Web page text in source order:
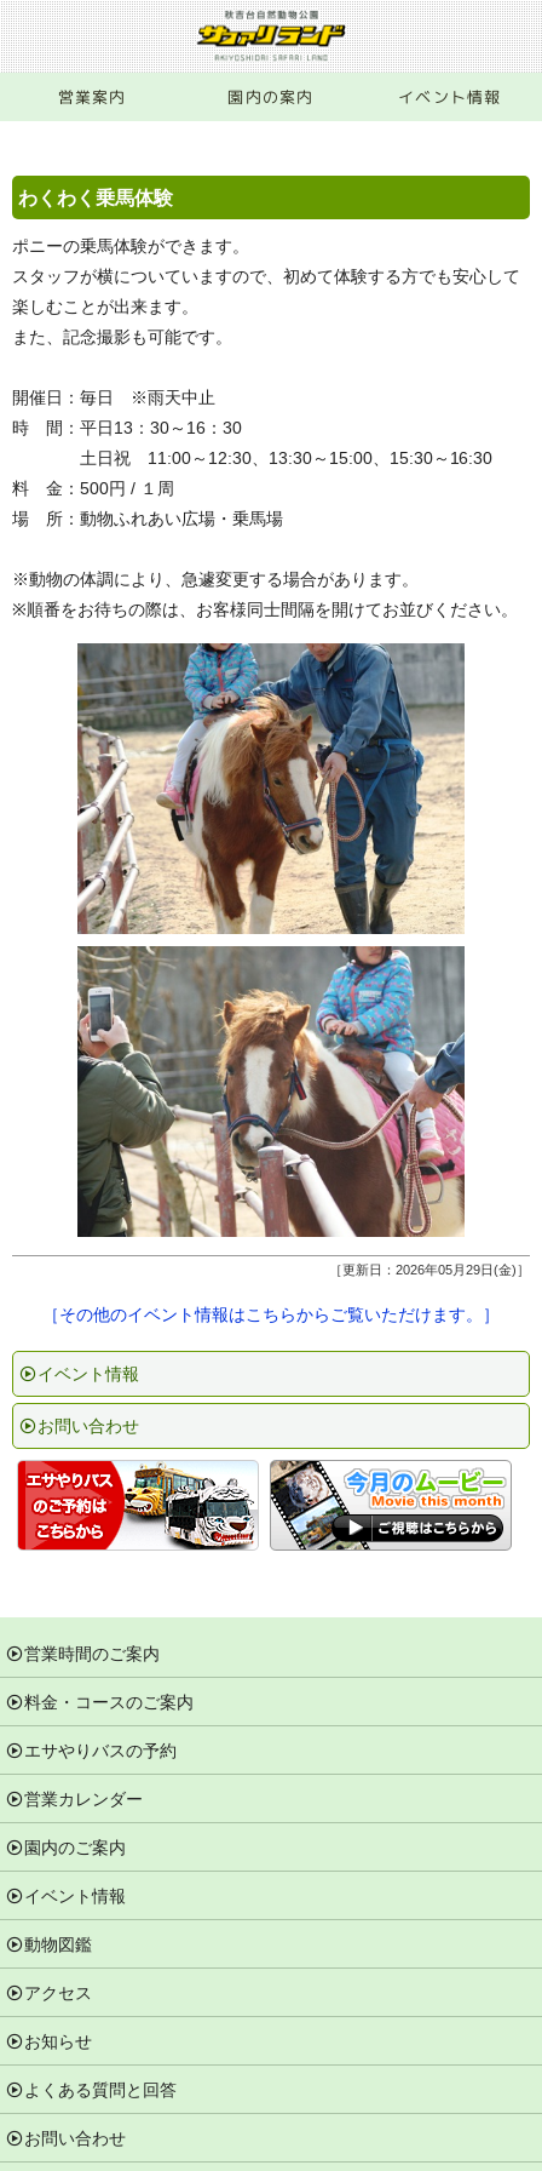
営業案内 園内の案内 イベント情報
わくわく乗馬体験
ポニーの乗馬体験ができます。
スタッフが横についていますので、初めて体験する方でも安心して
楽しむことが出来ます。
また、記念撮影も可能です。
開催日：毎日 ※雨天中止
時 間：平日13：30～16：30
土日祝 11:00～12:30、13:30～15:00、15:30～16:30
料 金：500円 / １周
場 所：動物ふれあい広場・乗馬場
※動物の体調により、急遽変更する場合があります。
※順番をお待ちの際は、お客様同士間隔を開けてお並びください。
［更新日：2026年05月29日(金)］
［その他のイベント情報はこちらからご覧いただけます。］
イベント情報
お問い合わせ
営業時間のご案内
料金・コースのご案内
エサやりバスの予約
営業カレンダー
園内のご案内
イベント情報
動物図鑑
アクセス
お知らせ
よくある質問と回答
お問い合わせ